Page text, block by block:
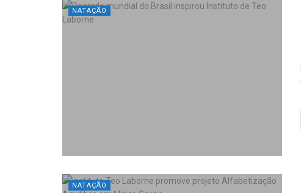
NATAÇÃO
NATAÇÃO